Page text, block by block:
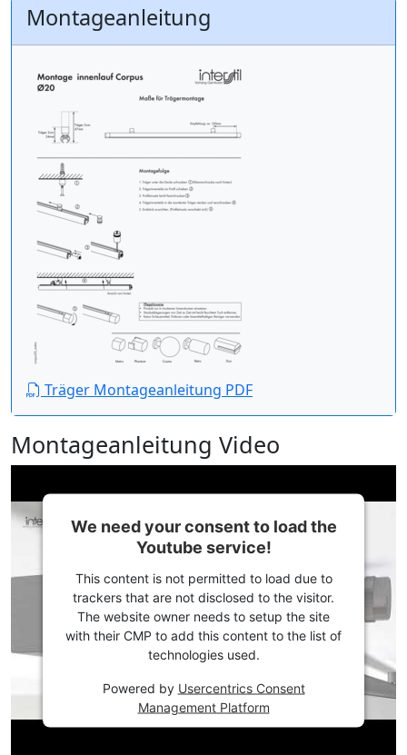
Montageanleitung
Träger Montageanleitung PDF
Montageanleitung Video
We need your consent to load the
Youtube service!
This content is not permitted to load due to
trackers that are not disclosed to the visitor.
The website owner needs to setup the site
with their CMP to add this content to the list of
technologies used.
Powered by Usercentrics Consent
Management Platform